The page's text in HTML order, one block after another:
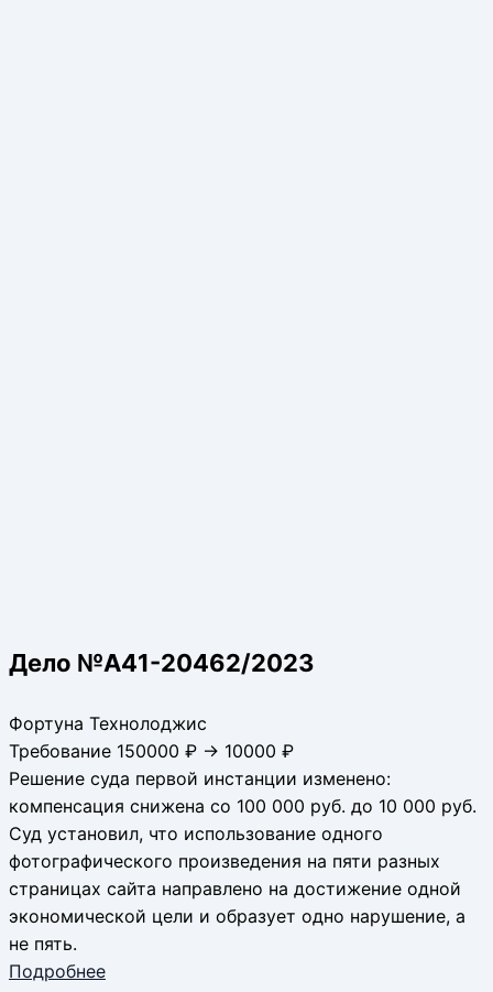
Дело №А41-20462/2023
Фортуна Технолоджис
Требование 150000 ₽ → 10000 ₽
Решение суда первой инстанции изменено:
компенсация снижена со 100 000 руб. до 10 000 руб.
Суд установил, что использование одного
фотографического произведения на пяти разных
страницах сайта направлено на достижение одной
экономической цели и образует одно нарушение, а
не пять.
Подробнее